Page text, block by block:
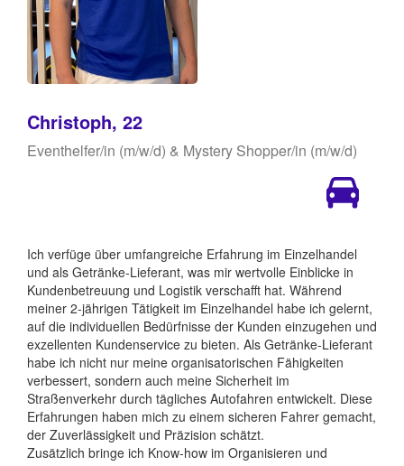
Christoph, 22
Eventhelfer/in (m/w/d) & Mystery Shopper/in (m/w/d)
Ich verfüge über umfangreiche Erfahrung im Einzelhandel
und als Getränke-Lieferant, was mir wertvolle Einblicke in
Kundenbetreuung und Logistik verschafft hat. Während
meiner 2-jährigen Tätigkeit im Einzelhandel habe ich gelernt,
auf die individuellen Bedürfnisse der Kunden einzugehen und
exzellenten Kundenservice zu bieten. Als Getränke-Lieferant
habe ich nicht nur meine organisatorischen Fähigkeiten
verbessert, sondern auch meine Sicherheit im
Straßenverkehr durch tägliches Autofahren entwickelt. Diese
Erfahrungen haben mich zu einem sicheren Fahrer gemacht,
der Zuverlässigkeit und Präzision schätzt.
Zusätzlich bringe ich Know-how im Organisieren und